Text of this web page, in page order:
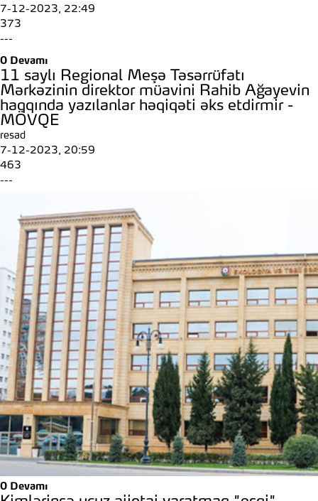
7-12-2023, 22:49
373
---
0 Devamı
11 saylı Regional Meşə Təsərrüfatı
Mərkəzinin direktor müavini Rahib Ağayevin
haqqında yazılanlar həqiqəti əks etdirmir -
MÖVQE
resad
7-12-2023, 20:59
463
---
0 Devamı